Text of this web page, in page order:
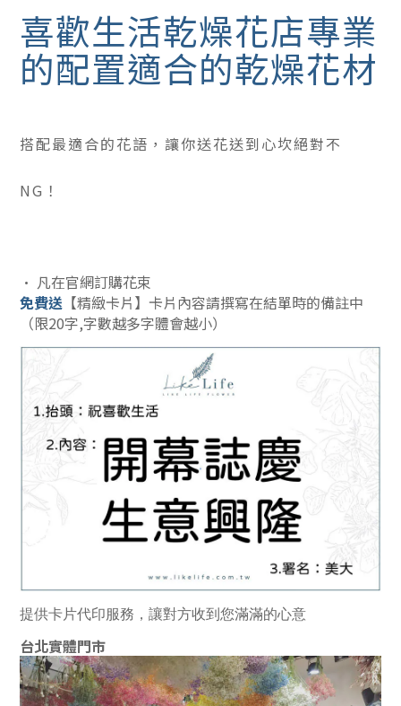
喜歡生活乾燥花店專業
的配置適合的乾燥花材
搭配最適合的花語，讓你送花送到心坎絕對不
NG！
• 凡在官網訂購花束
免費送 【精緻卡片】卡片內容請撰寫在結單時的備註中
（限20字,字數越多字體會越小）
提供卡片代印服務，讓對方收到您滿滿的心意
台北實體門市